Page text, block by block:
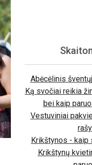
Abėcėlinis
Ką svočiai reikia
bei kaip
Vestuviniai
Krikštynos - kaip
Krikštynų